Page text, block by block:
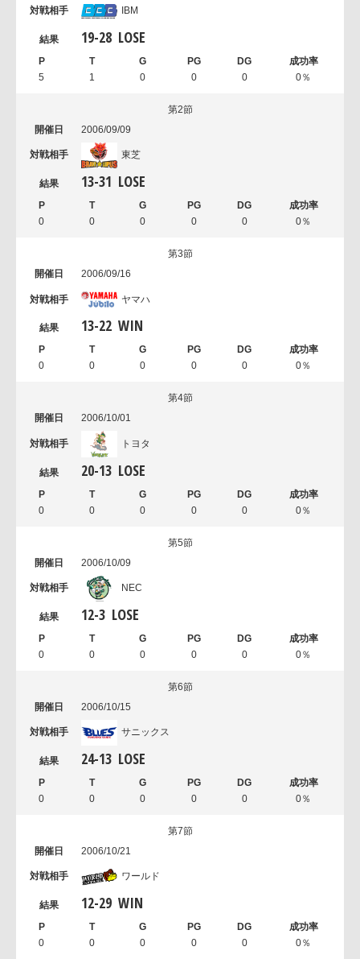
IBM
19-28 LOSE
5 1 0 0 0 0％
第2節
2006/09/09
東芝
13-31 LOSE
0 0 0 0 0 0％
第3節
2006/09/16
ヤマハ
13-22 WIN
0 0 0 0 0 0％
第4節
2006/10/01
トヨタ
20-13 LOSE
0 0 0 0 0 0％
第5節
2006/10/09
NEC
12-3 LOSE
0 0 0 0 0 0％
第6節
2006/10/15
サニックス
24-13 LOSE
0 0 0 0 0 0％
第7節
2006/10/21
ワールド
12-29 WIN
0 0 0 0 0 0％